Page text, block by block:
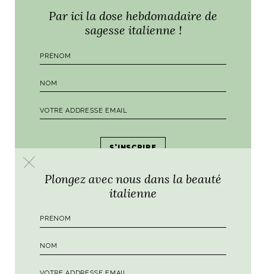
Par ici la dose hebdomadaire de
sagesse italienne !
ParAli
PRÉCÉDENT
Plongez avec nous dans la beauté
italienne